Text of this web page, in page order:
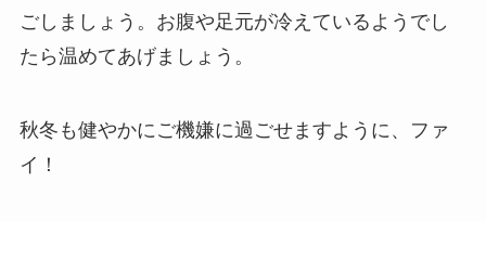
ごしましょう。お腹や足元が冷えているようでし
たら温めてあげましょう。
秋冬も健やかにご機嫌に過ごせますように、ファ
イ！